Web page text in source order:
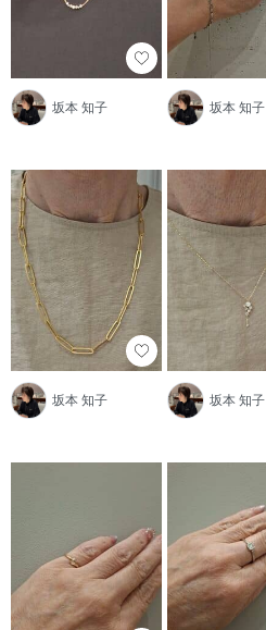
坂本 知子 坂本 知子
坂本 知子 坂本 知子